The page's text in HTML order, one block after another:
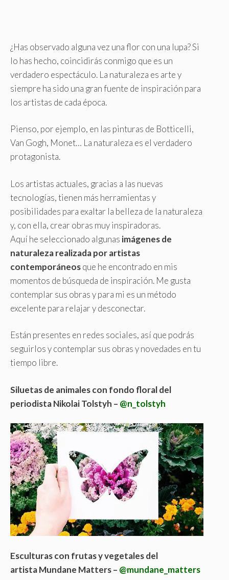
¿Has observado alguna vez una flor con una lupa? Si
lo has hecho, coincidirás conmigo que es un
verdadero espectáculo. La naturaleza es arte y
siempre ha sido una gran fuente de inspiración para
los artistas de cada época.
Pienso, por ejemplo, en las pinturas de Botticelli,
Van Gogh, Monet… La naturaleza es el verdadero
protagonista.
Los artistas actuales, gracias a las nuevas
tecnologías, tienen más herramientas y
posibilidades para exaltar la belleza de la naturaleza
y, con ella, crear obras muy inspiradoras.
Aquí he seleccionado algunas imágenes de
naturalezarealizada por artistas
contemporáneosque he encontrado en mis
momentos de búsqueda de inspiración. Me gusta
contemplar sus obras y para mi es un método
excelente para relajar y desconectar.
Están presentes en redes sociales, así que podrás
seguirlos y contemplar sus obras y novedades en tu
tiempo libre.
Siluetas de animales con fondo floral del
periodista Nikolai Tolstyh – @n_tolstyh
Esculturas con frutas y vegetales del
artista Mundane Matters – @mundane_matters